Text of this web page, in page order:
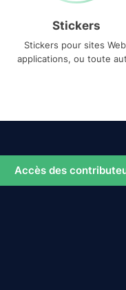
Stickers
Stickers pour sites
applications, ou toute
Accès des